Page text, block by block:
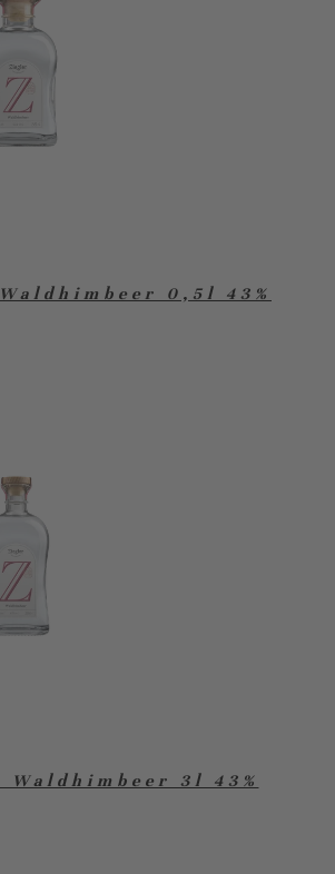
0,5l 43%
3l 43%